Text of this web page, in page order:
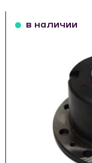
в наличии